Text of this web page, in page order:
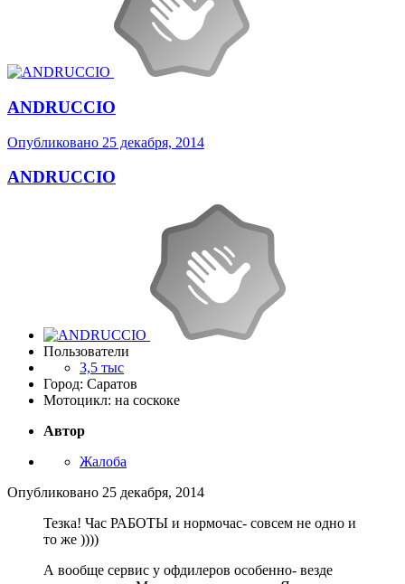
ANDRUCCIO
Опубликовано 25 декабря, 2014
ANDRUCCIO
Пользователи
3,5 тыс
Город: Саратов
Мотоцикл: на соскоке
Автор
Жалоба
Опубликовано 25 декабря, 2014
Тезка! Час РАБОТЫ и нормочас- совсем не одно и
то же ))))
А вообще сервис у офдилеров особенно- везде